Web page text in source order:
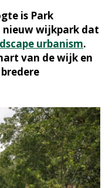
is Park
nieuw wijkpark dat
urbanism.
van de wijk en